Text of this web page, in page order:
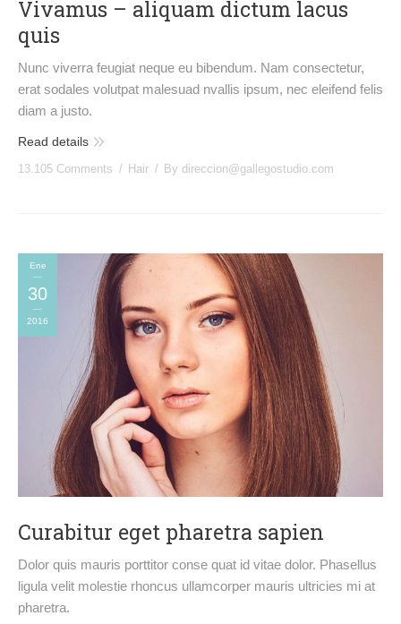
Vivamus – aliquam dictum lacus
quis
Nunc viverra feugiat neque eu bibendum. Nam consectetur,
erat sodales volutpat malesuad nvallis ipsum, nec eleifend felis
diam a justo.
Read details
13.105 Comments Hair By direccion@gallegostudio.com
Ene
30
2016
Curabitur eget pharetra sapien
Dolor quis mauris porttitor conse quat id vitae dolor. Phasellus
ligula velit molestie rhoncus ullamcorper mauris ultricies mi at
pharetra.